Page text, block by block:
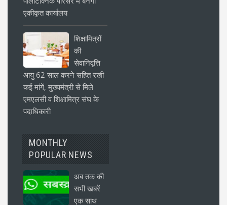
एकीकृत कार्यालय
शिक्षामित्रों
की
सेवानिवृत्ति
आयु 62 साल करने सहित रखी
कई मांगें, मुख्यमंत्री से मिले
एमएलसी व शिक्षामित्र संघ के
पदाधिकारी
MONTHLY
POPULAR NEWS
अब तक की
सभी खबरें
एक साथ